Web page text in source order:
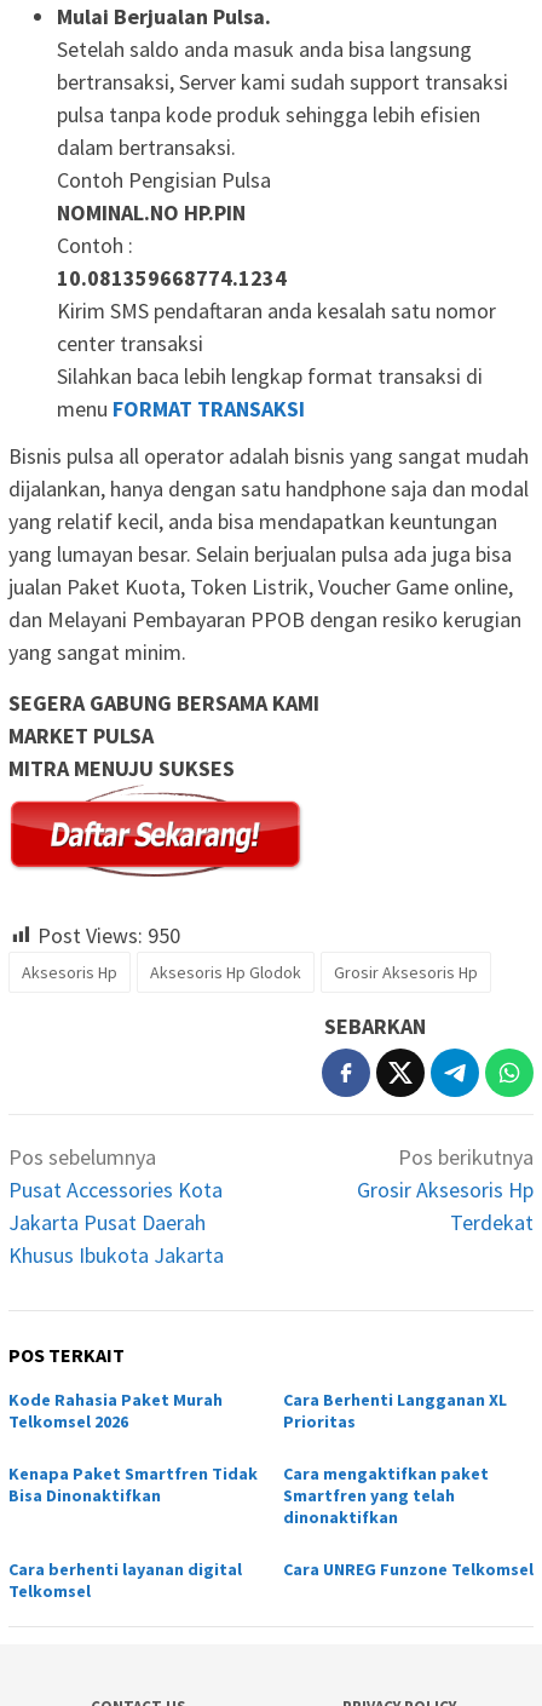
Mulai Berjualan Pulsa.
Setelah saldo anda masuk anda bisa langsung
bertransaksi, Server kami sudah support transaksi
pulsa tanpa kode produk sehingga lebih efisien
dalam bertransaksi.
Contoh Pengisian Pulsa
NOMINAL.NO HP.PIN
Contoh :
10.081359668774.1234
Kirim SMS pendaftaran anda kesalah satu nomor
center transaksi
Silahkan baca lebih lengkap format transaksi di
menu FORMAT TRANSAKSI
Bisnis pulsa all operator adalah bisnis yang sangat mudah
dijalankan, hanya dengan satu handphone saja dan modal
yang relatif kecil, anda bisa mendapatkan keuntungan
yang lumayan besar. Selain berjualan pulsa ada juga bisa
jualan Paket Kuota, Token Listrik, Voucher Game online,
dan Melayani Pembayaran PPOB dengan resiko kerugian
yang sangat minim.
SEGERA GABUNG BERSAMA KAMI
MARKET PULSA
MITRA MENUJU SUKSES
Post Views: 950
Aksesoris Hp Aksesoris Hp Glodok Grosir Aksesoris Hp
SEBARKAN
Navigasi
pos
Pos sebelumnya
Pusat Accessories Kota
Jakarta Pusat Daerah
Khusus Ibukota Jakarta
Pos berikutnya
Grosir Aksesoris Hp
Terdekat
POS TERKAIT
Kode Rahasia Paket Murah
Telkomsel 2026
Cara Berhenti Langganan XL
Prioritas
Kenapa Paket Smartfren Tidak
Bisa Dinonaktifkan
Cara mengaktifkan paket
Smartfren yang telah
dinonaktifkan
Cara berhenti layanan digital
Telkomsel
Cara UNREG Funzone Telkomsel